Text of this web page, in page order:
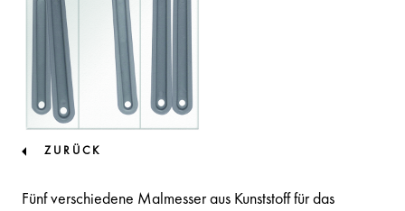
ZURÜCK
Fünf verschiedene Malmesser aus Kunststoff für das